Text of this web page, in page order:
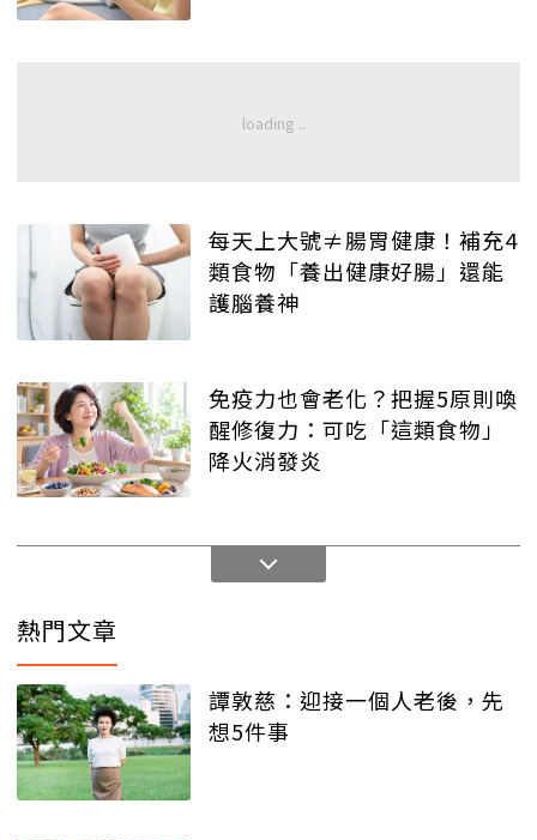
每天上大號≠腸胃健康！補充4
類食物「養出健康好腸」還能
護腦養神
免疫力也會老化？把握5原則喚
醒修復力：可吃「這類食物」
降火消發炎
熱門文章
譚敦慈：迎接一個人老後，先
想5件事